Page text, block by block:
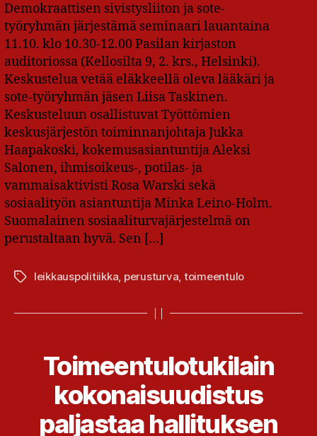
Demokraattisen sivistysliiton ja sote-
työryhmän järjestämä seminaari lauantaina
11.10. klo 10.30-12.00 Pasilan kirjaston
auditoriossa (Kellosilta 9, 2. krs., Helsinki).
Keskustelua vetää eläkkeellä oleva lääkäri ja
sote-työryhmän jäsen Liisa Taskinen.
Keskusteluun osallistuvat Työttömien
keskusjärjestön toiminnanjohtaja Jukka
Haapakoski, kokemusasiantuntija Aleksi
Salonen, ihmisoikeus-, potilas- ja
vammaisaktivisti Rosa Warski sekä
sosiaalityön asiantuntija Minka Leino-Holm.
Suomalainen sosiaaliturvajärjestelmä on
perustaltaan hyvä. Sen […]
Avainsanat
leikkauspolitiikka, perusturva, toimeentulo
Toimeentulotukilain
kokonaisuudistus
paljastaa hallituksen